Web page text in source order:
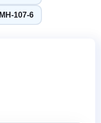
МН-107-6